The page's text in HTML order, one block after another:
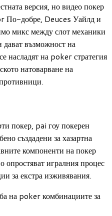
версия, но видео покер
По-добре, Deuces Уайлд и
микс между слот механики
възможност на
насладят на poker стратегия
натоварване на
покер, pai гоу покерен
създадени за хазартна
компоненти на покер
опростяват игралния процес
за екстра изживявания.
на poker комбинациите за